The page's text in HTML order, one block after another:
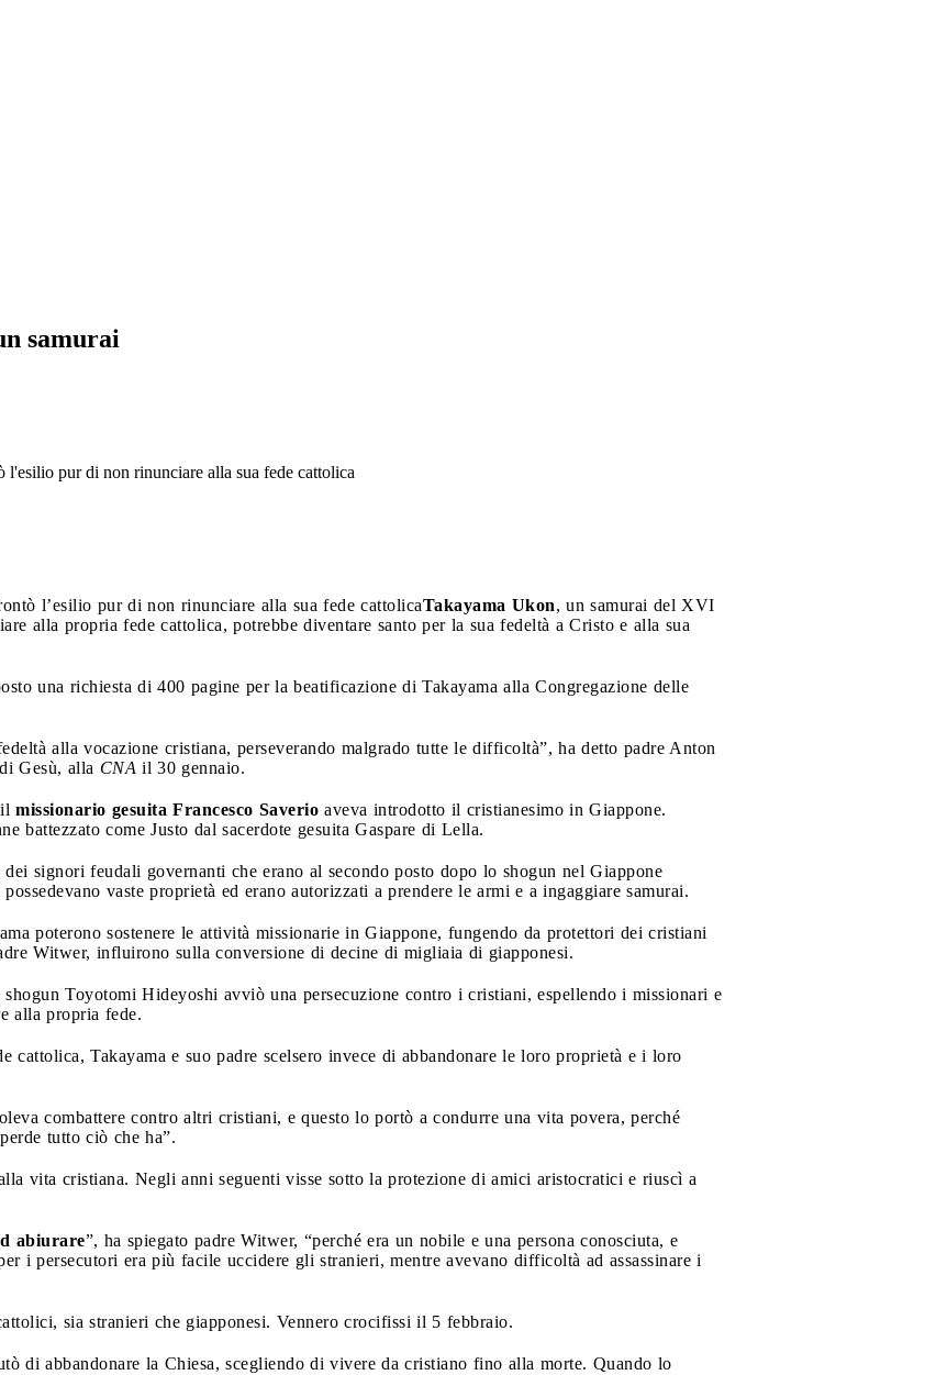
samurai
pur di non rinunciare alla sua fede cattolica
l’esilio pur di non rinunciare alla sua fede cattolicaTakayama Ukon, un samurai del XVI
alla propria fede cattolica, potrebbe diventare santo per la sua fedeltà a Cristo e alla sua
una richiesta di 400 pagine per la beatificazione di Takayama alla Congregazione delle
alla vocazione cristiana, perseverando malgrado tutte le difficoltà”, ha detto padre Anton
Gesù, alla CNA il 30 gennaio.
missionario gesuita Francesco Saverio aveva introdotto il cristianesimo in Giappone.
battezzato come Justo dal sacerdote gesuita Gaspare di Lella.
dei signori feudali governanti che erano al secondo posto dopo lo shogun nel Giappone
vaste proprietà ed erano autorizzati a prendere le armi e a ingaggiare samurai.
poterono sostenere le attività missionarie in Giappone, fungendo da protettori dei cristiani
Witwer, influirono sulla conversione di decine di migliaia di giapponesi.
Toyotomi Hideyoshi avviò una persecuzione contro i cristiani, espellendo i missionari e
alla propria fede.
cattolica, Takayama e suo padre scelsero invece di abbandonare le loro proprietà e i loro
combattere contro altri cristiani, e questo lo portò a condurre una vita povera, perché
tutto ciò che ha”.
vita cristiana. Negli anni seguenti visse sotto la protezione di amici aristocratici e riuscì a
abiurare”, ha spiegato padre Witwer, “perché era un nobile e una persona conosciuta, e
i persecutori era più facile uccidere gli stranieri, mentre avevano difficoltà ad assassinare i
sia stranieri che giapponesi. Vennero crocifissi il 5 febbraio.
di abbandonare la Chiesa, scegliendo di vivere da cristiano fino alla morte. Quando lo